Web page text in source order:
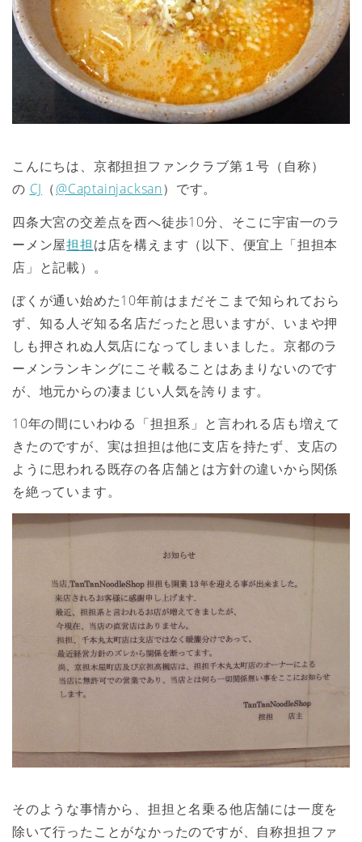
こんにちは、京都担担ファンクラブ第１号（自称）
の CJ （@Captainjacksan）です。
四条大宮の交差点を西へ徒歩10分、そこに宇宙一のラ
ーメン屋担担は店を構えます（以下、便宜上「担担本
店」と記載）。
ぼくが通い始めた10年前はまだそこまで知られておら
ず、知る人ぞ知る名店だったと思いますが、いまや押
しも押されぬ人気店になってしまいました。京都のラ
ーメンランキングにこそ載ることはあまりないのです
が、地元からの凄まじい人気を誇ります。
10年の間にいわゆる「担担系」と言われる店も増えて
きたのですが、実は担担は他に支店を持たず、支店の
ように思われる既存の各店舗とは方針の違いから関係
を絶っています。
そのような事情から、担担と名乗る他店舗には一度を
除いて行ったことがなかったのですが、自称担担ファ